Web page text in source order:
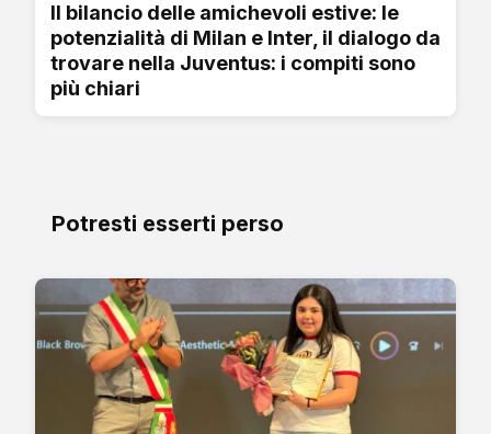
Il bilancio delle amichevoli estive: le
potenzialità di Milan e Inter, il dialogo da
trovare nella Juventus: i compiti sono
più chiari
Potresti esserti perso